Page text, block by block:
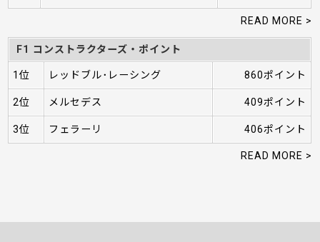
READ MORE >
F1 コンストラクターズ・ポイント
1位 レッドブル･レーシング 860ポイント
2位 メルセデス 409ポイント
3位 フェラーリ 406ポイント
READ MORE >